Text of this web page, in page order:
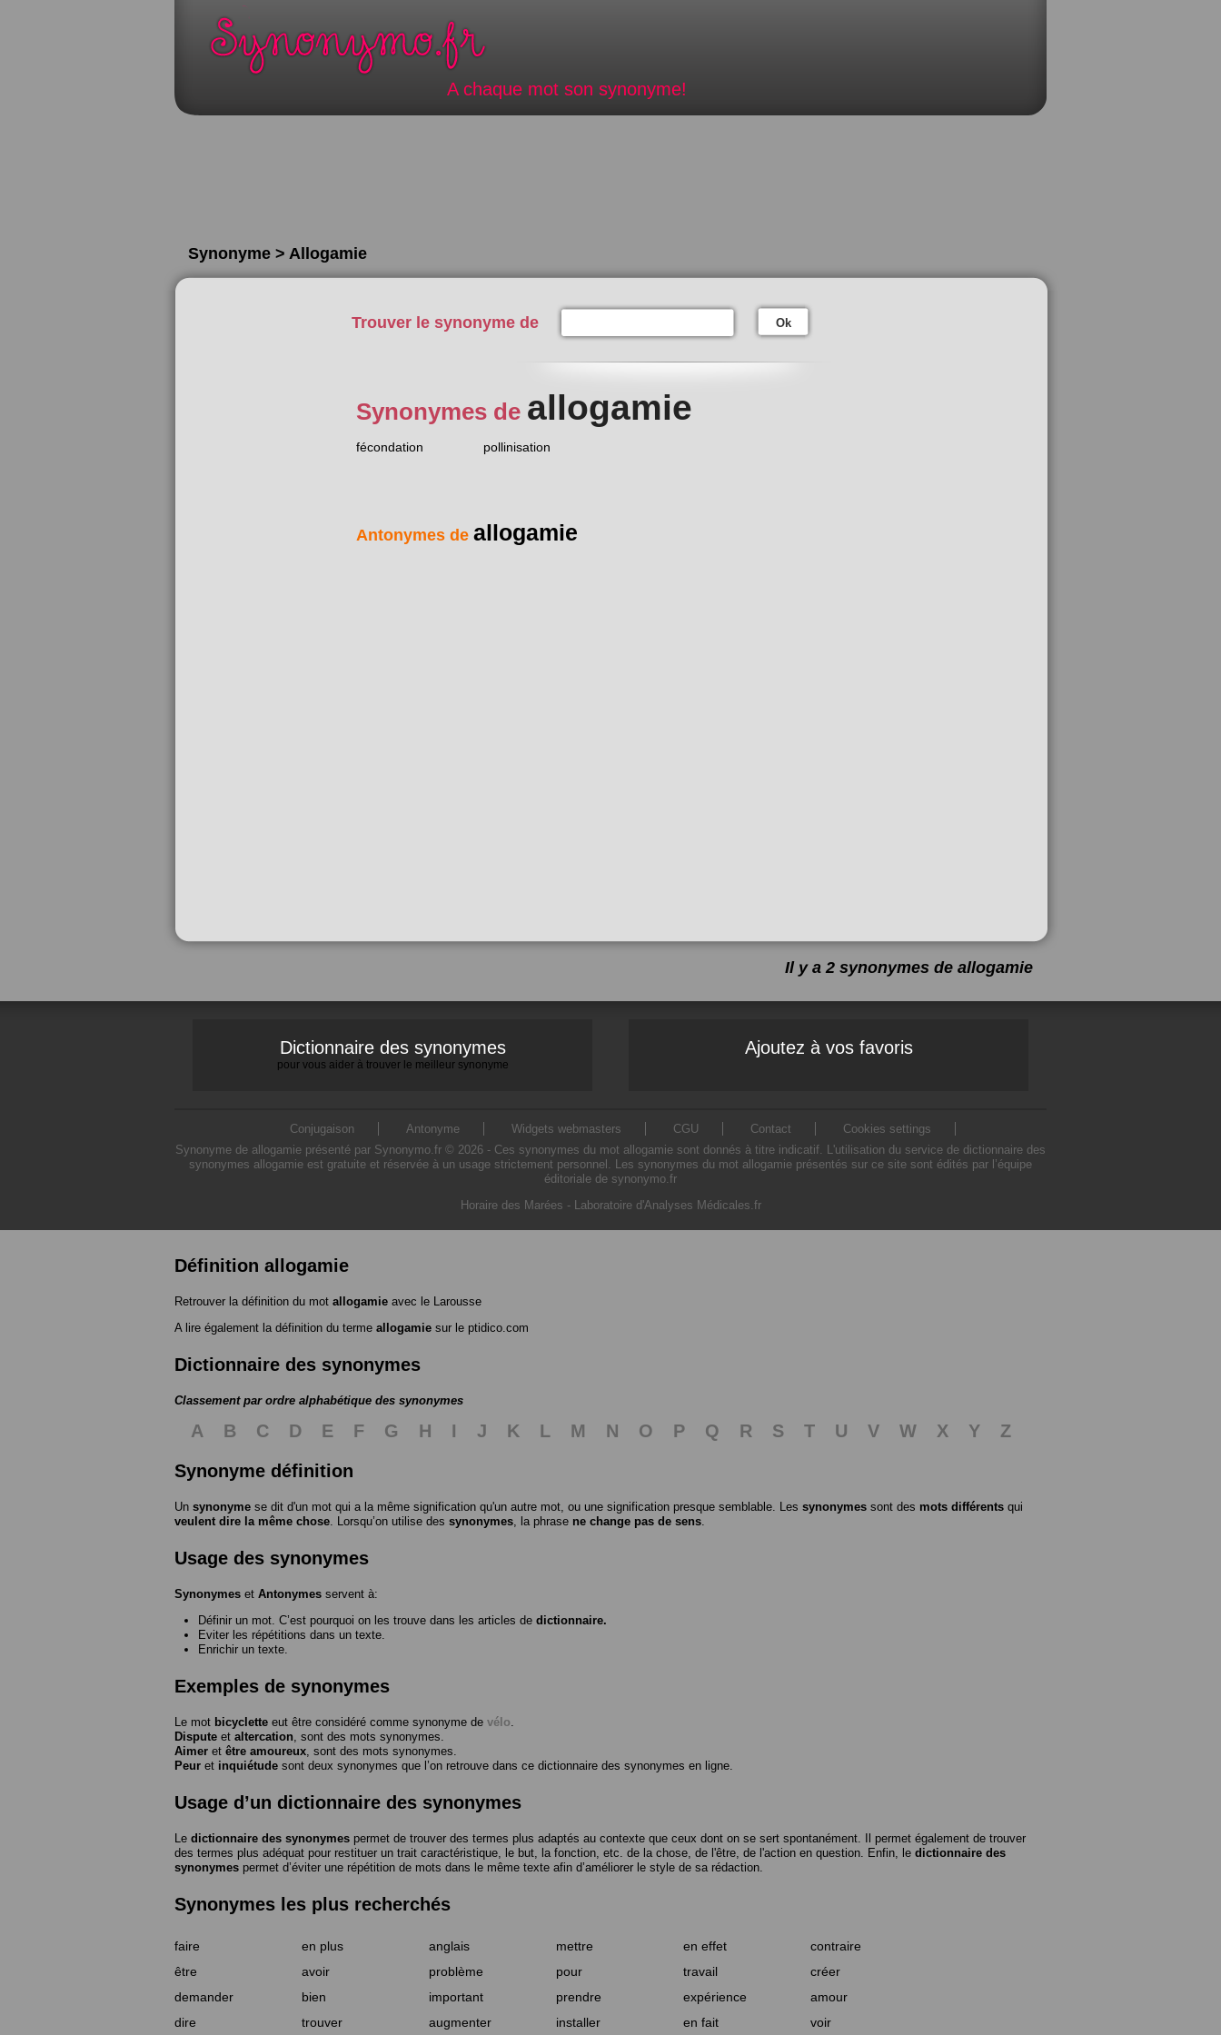
A chaque mot son synonyme!
Synonyme > Allogamie
Trouver le synonyme de Ok
Synonymes de allogamie
fécondation pollinisation
Antonymes de allogamie
Il y a 2 synonymes de allogamie
Dictionnaire des synonymes
pour vous aider à trouver le meilleur synonyme
Ajoutez à vos favoris
Conjugaison Antonyme Widgets webmasters CGU Contact
Cookies settings
Synonyme de allogamie présenté par Synonymo.fr © 2026 - Ces synonymes du mot allogamie sont donnés à titre indicatif. L'utilisation du service de dictionnaire des
synonymes allogamie est gratuite et réservée à un usage strictement personnel. Les synonymes du mot allogamie présentés sur ce site sont édités par l’équipe
éditoriale de synonymo.fr
Horaire des Marées - Laboratoire d'Analyses Médicales.fr
Définition allogamie
Retrouver la définition du mot allogamie avec le Larousse
A lire également la définition du terme allogamie sur le ptidico.com
Dictionnaire des synonymes
Classement par ordre alphabétique des synonymes
A B C D E F G H I J K L M N O P Q R S T U V W X Y
Z
Synonyme définition
Un synonyme se dit d'un mot qui a la même signification qu'un autre mot, ou une signification presque semblable. Les synonymes sont des mots différents qui
veulent dire la même chose . Lorsqu’on utilise des synonymes , la phrase ne change pas de sens
Usage des synonymes
Synonymes et Antonymes servent à:
Définir un mot. C’est pourquoi on les trouve dans les articles de dictionnaire.
Eviter les répétitions dans un texte.
Enrichir un texte.
Exemples de synonymes
Le mot bicyclette eut être considéré comme synonyme de vélo
Dispute et altercation , sont des mots synonymes.
Aimer et être amoureux , sont des mots synonymes.
Peur et inquiétude sont deux synonymes que l’on retrouve dans ce dictionnaire des synonymes en ligne.
Usage d’un dictionnaire des synonymes
Le dictionnaire des synonymes permet de trouver des termes plus adaptés au contexte que ceux dont on se sert spontanément. Il permet également de trouver
des termes plus adéquat pour restituer un trait caractéristique, le but, la fonction, etc. de la chose, de l'être, de l'action en question. Enfin, le dictionnaire des
synonymes permet d’éviter une répétition de mots dans le même texte afin d’améliorer le style de sa rédaction.
Synonymes les plus recherchés
faire en plus anglais mettre en effet
contraire
être
avoir problème pour travail
créer
demander
bien important prendre expérience
amour
dire
trouver augmenter installer en fait voir